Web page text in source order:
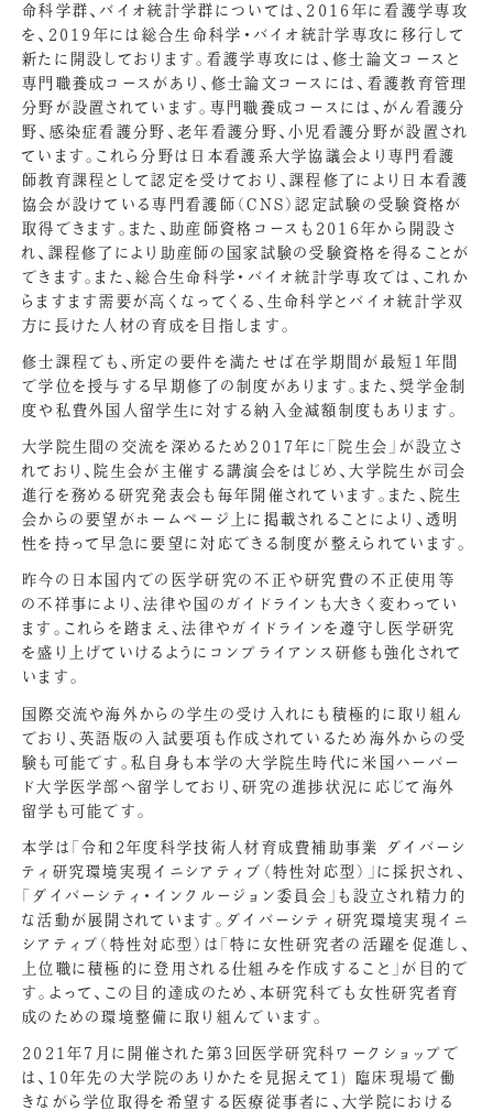
命科学群、バイオ統計学群については、2016年に看護学専攻
を、2019年には総合生命科学・バイオ統計学専攻に移行して
新たに開設しております。看護学専攻には、修士論文コースと
専門職養成コースがあり、修士論文コースには、看護教育管理
分野が設置されています。専門職養成コースには、がん看護分
野、感染症看護分野、老年看護分野、小児看護分野が設置され
ています。これら分野は日本看護系大学協議会より専門看護
師教育課程として認定を受けており、課程修了により日本看護
協会が設けている専門看護師（CNS）認定試験の受験資格が
取得できます。また、助産師資格コースも2016年から開設さ
れ、課程修了により助産師の国家試験の受験資格を得ることが
できます。また、総合生命科学・バイオ統計学専攻では、これか
らますます需要が高くなってくる、生命科学とバイオ統計学双
方に長けた人材の育成を目指します。
修士課程でも、所定の要件を満たせば在学期間が最短1年間
で学位を授与する早期修了の制度があります。また、奨学金制
度や私費外国人留学生に対する納入金減額制度もあります。
大学院生間の交流を深めるため2017年に「院生会」が設立さ
れており、院生会が主催する講演会をはじめ、大学院生が司会
進行を務める研究発表会も毎年開催されています。また、院生
会からの要望がホームページ上に掲載されることにより、透明
性を持って早急に要望に対応できる制度が整えられています。
昨今の日本国内での医学研究の不正や研究費の不正使用等
の不祥事により、法律や国のガイドラインも大きく変わってい
ます。これらを踏まえ、法律やガイドラインを遵守し医学研究
を盛り上げていけるようにコンプライアンス研修も強化されて
います。
国際交流や海外からの学生の受け入れにも積極的に取り組ん
でおり、英語版の入試要項も作成されているため海外からの受
験も可能です。私自身も本学の大学院生時代に米国ハーバー
ド大学医学部へ留学しており、研究の進捗状況に応じて海外
留学も可能です。
本学は「令和2年度科学技術人材育成費補助事業 ダイバーシ
ティ研究環境実現イニシアティブ（特性対応型）」に採択され、
「ダイバーシティ・インクルージョン委員会」も設立され精力的
な活動が展開されています。ダイバーシティ研究環境実現イニ
シアティブ（特性対応型）は「特に女性研究者の活躍を促進し、
上位職に積極的に登用される仕組みを作成すること」が目的で
す。よって、この目的達成のため、本研究科でも女性研究者育
成のための環境整備に取り組んでいます。
2021年7月に開催された第3回医学研究科ワークショップで
は、10年先の大学院のありかたを見据えて1) 臨床現場で働
きながら学位取得を希望する医療従事者に、大学院における